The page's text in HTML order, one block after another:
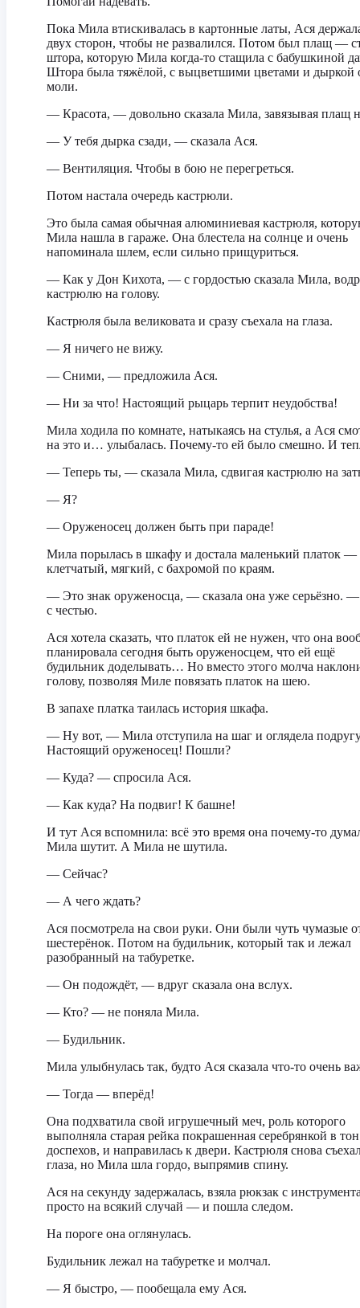
Пока Мила втискивалась в картонные латы, Ася
двух сторон, чтобы не развалился. Потом был плащ —
штора, которую Мила когда-то стащила с бабушкиной
Штора была тяжёлой, с выцветшими цветами и дыркой
моли.
— Красота, — довольно сказала Мила, завязывая плащ
— У тебя дырка сзади, — сказала Ася.
— Вентиляция. Чтобы в бою не перегреться.
Потом настала очередь кастрюли.
Это была самая обычная алюминиевая кастрюля,
Мила нашла в гараже. Она блестела на солнце и очень
напоминала шлем, если сильно прищуриться.
— Как у Дон Кихота, — с гордостью сказала Мила,
кастрюлю на голову.
Кастрюля была великовата и сразу съехала на глаза.
— Я ничего не вижу.
— Сними, — предложила Ася.
— Ни за что! Настоящий рыцарь терпит неудобства!
Мила ходила по комнате, натыкаясь на стулья, а Ася
на это и… улыбалась. Почему-то ей было смешно. И
— Теперь ты, — сказала Мила, сдвигая кастрюлю на
— Я?
— Оруженосец должен быть при параде!
Мила порылась в шкафу и достала маленький платок —
клетчатый, мягкий, с бахромой по краям.
— Это знак оруженосца, — сказала она уже серьёзно.
с честью.
Ася хотела сказать, что платок ей не нужен, что она
планировала сегодня быть оруженосцем, что ей ещё
будильник доделывать… Но вместо этого молча
голову, позволяя Миле повязать платок на шею.
В запахе платка таилась история шкафа.
— Ну вот, — Мила отступила на шаг и оглядела
Настоящий оруженосец! Пошли?
— Куда? — спросила Ася.
— Как куда? На подвиг! К башне!
И тут Ася вспомнила: всё это время она почему-то
Мила шутит. А Мила не шутила.
— Сейчас?
— А чего ждать?
Ася посмотрела на свои руки. Они были чуть чумазые
шестерёнок. Потом на будильник, который так и лежал
разобранный на табуретке.
— Он подождёт, — вдруг сказала она вслух.
— Кто? — не поняла Мила.
— Будильник.
Мила улыбнулась так, будто Ася сказала что-то очень
— Тогда — вперёд!
Она подхватила свой игрушечный меч, роль которого
выполняла старая рейка покрашенная серебрянкой в тон
доспехов, и направилась к двери. Кастрюля снова
глаза, но Мила шла гордо, выпрямив спину.
Ася на секунду задержалась, взяла рюкзак с
просто на всякий случай — и пошла следом.
На пороге она оглянулась.
Будильник лежал на табуретке и молчал.
— Я быстро, — пообещала ему Ася.